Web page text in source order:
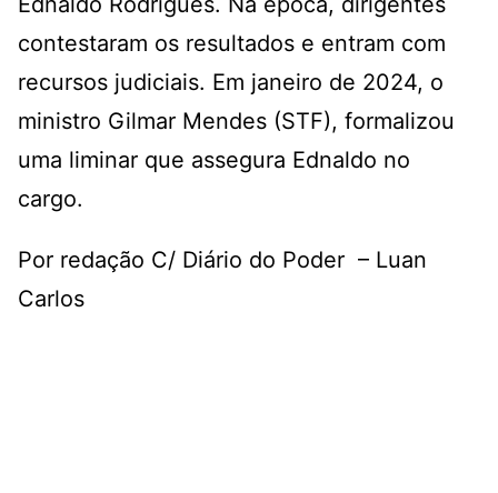
contestaram os resultados e entram com
recursos judiciais. Em janeiro de 2024, o
ministro Gilmar Mendes (STF), formalizou
uma liminar que assegura Ednaldo no
cargo.
Por redação C/ Diário do Poder – Luan
Carlos